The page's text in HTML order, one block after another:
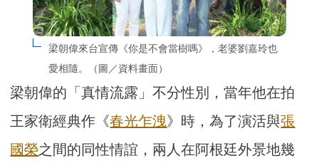
梁朝偉來台宣傳《你是不會當樹嗎》，老婆劉嘉玲也
愛相隨。（圖／資料畫面）
梁朝偉的「真情流露」不分性別，當年他在拍
王家衛經典作《春光乍洩》時，為了演活與張
國榮之間的同性情誼，兩人在阿根廷外景地幾